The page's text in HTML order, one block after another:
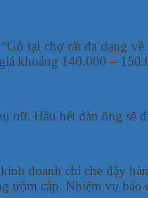
tại chợ rất đa dạng
khoảng 140.000 –
nữ. Hầu hết đàn ông
doanh chỉ che đậy
cắp. Nhiệm vụ bảo